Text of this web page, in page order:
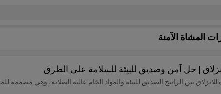
المشاة الآمنة
| حل آمن وصديق للبيئة للسلامة على الطرق
بين الراتنج الصديق للبيئة والمواد الخام عالية الصلابة، وهي